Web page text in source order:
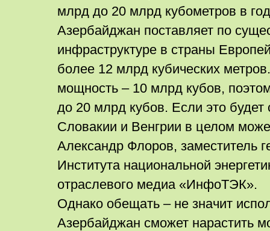
млрд до 20 млрд кубометров в
Азербайджан поставляет по
инфраструктуре в страны
более 12 млрд кубических
мощность – 10 млрд кубов,
до 20 млрд кубов. Если это будет
Словакии и Венгрии в целом
Александр Флоров, заместитель
Института национальной
отраслевого медиа «ИнфоТЭК».
Однако обещать – не значит
Азербайджан сможет нарастить